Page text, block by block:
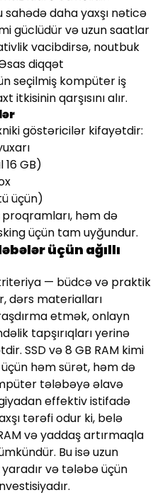
daha yaxşı nəticə
güclüdür və uzun saatlar
vacibdirsə, noutbuk
diqqət
seçilmiş kompüter iş
itkisinin qarşısını alır.
göstəricilər kifayətdir:
16 GB)
üçün)
həm də
üçün tam uyğundur.
üçün ağıllı
— büdcə və praktik
dərs materialları
etmək, onlayn
tapşırıqları yerinə
SSD və 8 GB RAM kimi
həm sürət, həm də
tələbəyə əlavə
effektiv istifadə
tərəfi odur ki, belə
və yaddaş artırmaqla
Bu isə uzun
və tələbə üçün